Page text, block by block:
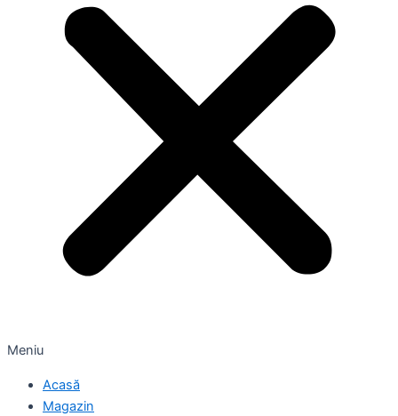
Meniu
Acasă
Magazin